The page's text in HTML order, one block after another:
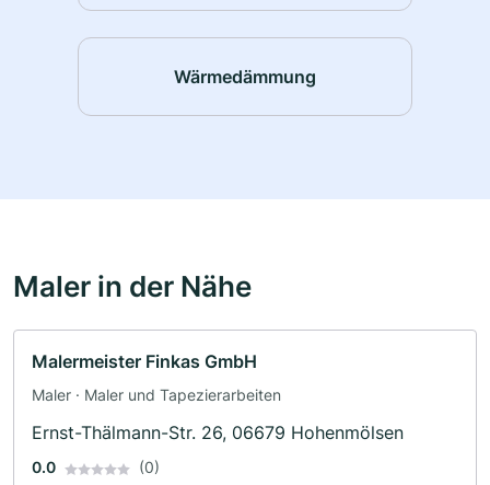
Wärmedämmung
Maler in der Nähe
Malermeister Finkas GmbH
Maler · Maler und Tapezierarbeiten
Ernst-Thälmann-Str. 26, 06679 Hohenmölsen
0.0 (0)